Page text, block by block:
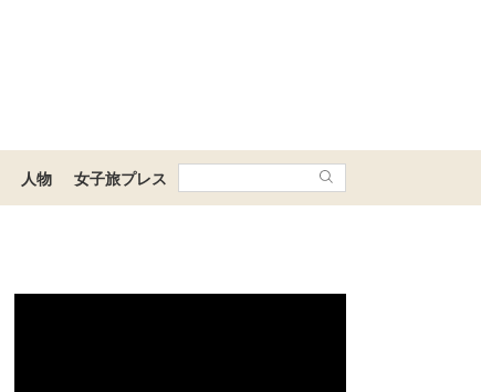
人物 女子旅プレス